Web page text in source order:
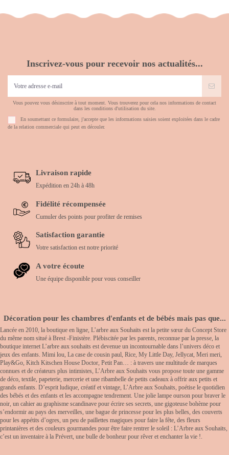
Inscrivez-vous pour recevoir nos actualités...
Vous pouvez vous désinscrire à tout moment. Vous trouverez pour cela nos informations de contact
dans les conditions d'utilisation du site.
En soumettant ce formulaire, j'accepte que les informations saisies soient exploitées dans le cadre
de la relation commerciale qui peut en découler.
Livraison rapide
Expédition en 24h à 48h
Fidélité récompensée
Cumuler des points pour profiter de remises
Satisfaction garantie
Votre satisfaction est notre priorité
A votre écoute
Une équipe disponible pour vous conseiller
Décoration pour les chambres d'enfants et de bébés mais pas que...
Lancée en 2010, la boutique en ligne, L’arbre aux Souhaits est la petite sœur du Concept Store
du même nom situé à Brest -Finistère. Plébiscitée par les parents, reconnue par la presse, la
boutique internet L’arbre aux souhaits est devenue un incontournable dans l’univers déco et
jeux des enfants. Mimi lou, La case de cousin paul, Rice, My Little Day, Jellycat, Meri meri,
Play&Go, Kitch Kitschen House Doctor, Petit Pan… : à travers une multitude de marques
connues et de créateurs plus intimistes, L’Arbre aux Souhaits vous propose toute une gamme
de déco, textile, papeterie, mercerie et une ribambelle de petits cadeaux à offrir aux petits et
grands enfants. D’esprit ludique, créatif et vintage, L’Arbre aux Souhaits, poétise le quotidien
des bébés et des enfants et les accompagne tendrement. Une jolie lampe ourson pour braver le
noir, un cahier au graphisme scandinave pour écrire ses secrets, une gigoteuse bohème pour
s’endormir au pays des merveilles, une bague de princesse pour les plus belles, des couverts
pour les appétits d’ogres, un peu de paillettes magiques pour faire la fête, des fleurs
printanières et des couleurs gourmandes pour être faire rentrer le soleil : L’Arbre aux Souhaits,
c’est un inventaire à la Prévert, une bulle de bonheur pour rêver et enchanter la vie !.